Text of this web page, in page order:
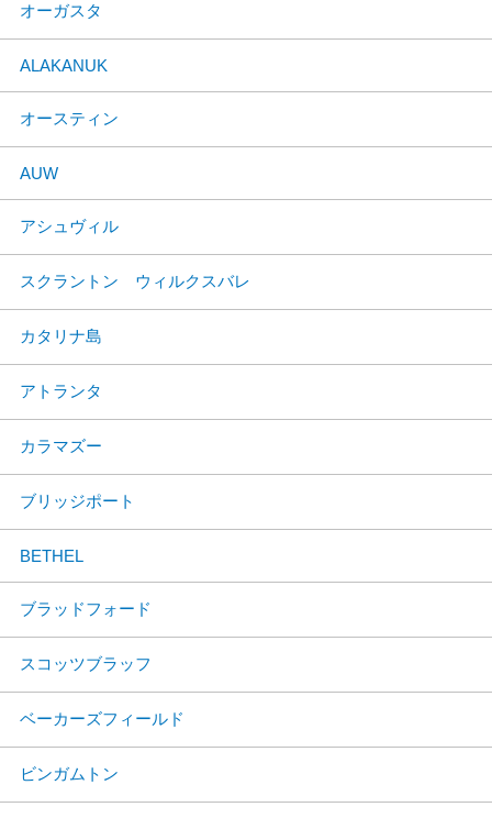
オーガスタ
ALAKANUK
オースティン
AUW
アシュヴィル
スクラントン ウィルクスバレ
カタリナ島
アトランタ
カラマズー
ブリッジポート
BETHEL
ブラッドフォード
スコッツブラッフ
ベーカーズフィールド
ビンガムトン